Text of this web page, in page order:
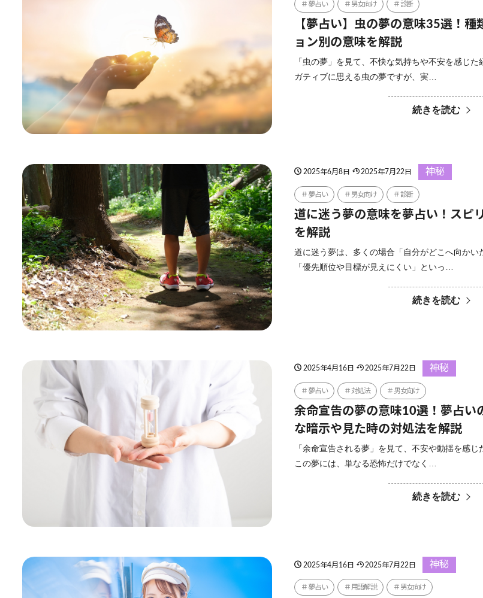
夢占い 男女向け 診断
【夢占い】虫の夢の意味35選！種
ョン別の意味を解説
「虫の夢」を見て、不快な気持ちや不安を感じ
ガティブに思える虫の夢ですが、実…
続きを読む
2025年6月8日 2025年7月22日 神秘
夢占い 男女向け 診断
道に迷う夢の意味を夢占い！スピ
を解説
道に迷う夢は、多くの場合「自分がどこへ向かい
「優先順位や目標が見えにくい」といっ…
続きを読む
2025年4月16日 2025年7月22日 神秘
夢占い 対処法 男女向け
余命宣告の夢の意味10選！夢占い
な暗示や見た時の対処法を解説
「余命宣告される夢」を見て、不安や動揺を感じ
この夢には、単なる恐怖だけでなく…
続きを読む
2025年4月16日 2025年7月22日 神秘
夢占い 用語解説 男女向け